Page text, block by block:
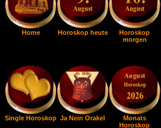
Home Horoskop heute
Horoskop
morgen
Single Horoskop Ja Nein Orakel
Monats
Horoskop